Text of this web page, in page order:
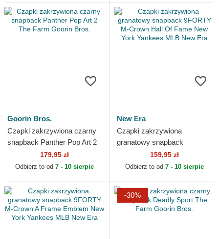
Goorin Bros.
Czapki zakrzywiona czarny
snapback Panther Pop Art 2
The Farm Goorin Bros.
179,95 zł
Odbierz to od 7 - 10 sierpie
New Era
Czapki zakrzywiona
granatowy snapback
9FORTY M-Crown Hall Of
Fame New York Yankees
159,95 zł
Odbierz to od 7 - 10 sierpie
-30%